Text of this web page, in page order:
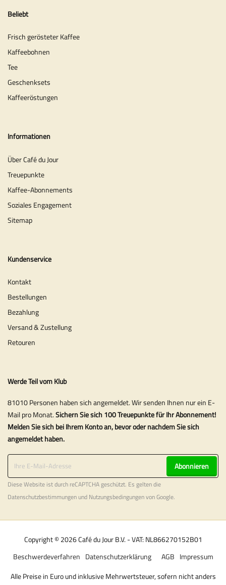
Beliebt
Frisch gerösteter Kaffee
Kaffeebohnen
Tee
Geschenksets
Kaffeeröstungen
Informationen
Über Café du Jour
Treuepunkte
Kaffee-Abonnements
Soziales Engagement
Sitemap
Kundenservice
Kontakt
Bestellungen
Bezahlung
Versand & Zustellung
Retouren
Werde Teil vom Klub
81010 Personen haben sich angemeldet. Wir senden Ihnen nur ein E-
Mail pro Monat.Sichern Sie sich 100 Treuepunkte für Ihr Abonnement!
Melden Sie sich bei Ihrem Konto an, bevor oder nachdem Sie sich
angemeldet haben.
Abonnieren
Diese Website ist durch reCAPTCHA geschützt. Es gelten die
Datenschutzbestimmungen und Nutzungsbedingungenvon Google.
Copyright © 2026 Café du Jour B.V. - VAT: NL866270152B01
Impressum
AGB
Datenschutzerklärung
Beschwerdeverfahren
Alle Preise in Euro und inklusive Mehrwertsteuer, sofern nicht anders